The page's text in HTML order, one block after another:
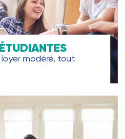
modéré, tout